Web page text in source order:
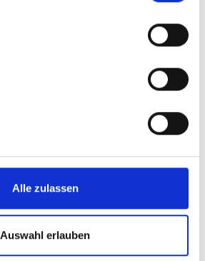
Alle zulassen
Auswahl erlauben